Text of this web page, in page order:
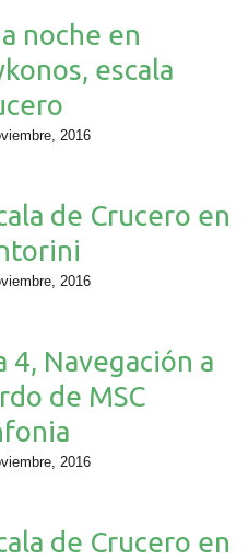
noche en
escala
2016
de Crucero en
2016
4, Navegación a
de MSC
2016
de Crucero en